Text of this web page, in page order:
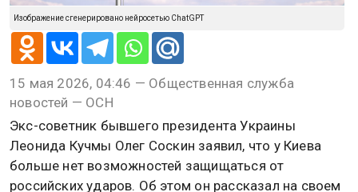
Изображение сгенерировано нейросетью ChatGPT
15 мая 2026, 04:46 — Общественная служба
новостей — ОСН
Экс-советник бывшего президента Украины
Леонида Кучмы Олег Соскин заявил, что у Киева
больше нет возможностей защищаться от
российских ударов. Об этом он рассказал на своем